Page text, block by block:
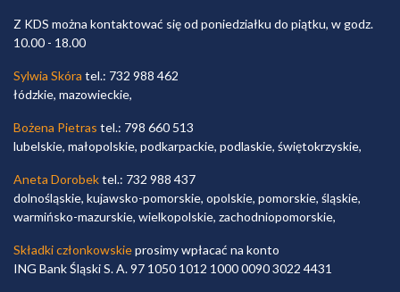
Z KDS można kontaktować się od poniedziałku do piątku, w godz.
10.00 - 18.00
Sylwia Skóra tel.: 732 988 462
łódzkie, mazowieckie,
Bożena Pietras tel.: 798 660 513
lubelskie, małopolskie, podkarpackie, podlaskie, świętokrzyskie,
Aneta Dorobektel.: 732 988 437
dolnośląskie, kujawsko-pomorskie, opolskie, pomorskie, śląskie,
warmińsko-mazurskie, wielkopolskie, zachodniopomorskie,
Składki członkowskieprosimy wpłacać na konto
ING Bank Śląski S. A. 97 1050 1012 1000 0090 3022 4431